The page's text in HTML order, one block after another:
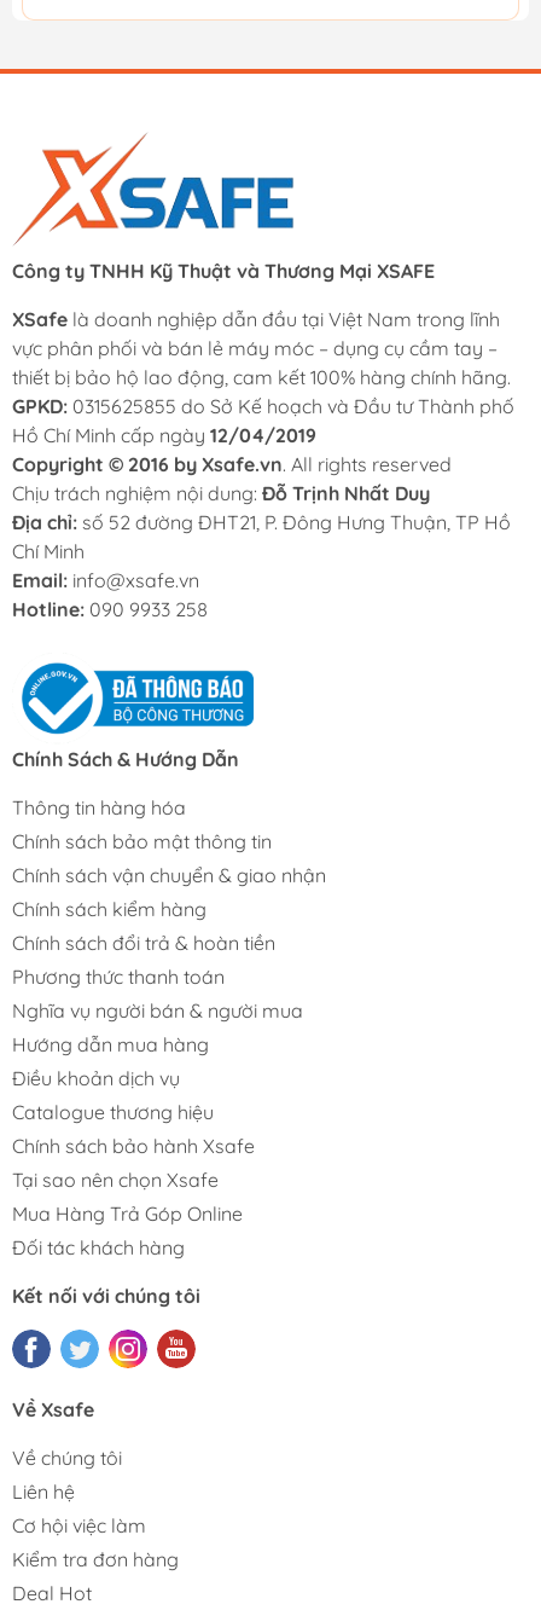
Công ty TNHH Kỹ Thuật và Thương Mại XSAFE
XSafe là doanh nghiệp dẫn đầu tại Việt Nam trong lĩnh
vực phân phối và bán lẻ máy móc – dụng cụ cầm tay –
thiết bị bảo hộ lao động, cam kết 100% hàng chính hãng.
GPKD: 0315625855 do Sở Kế hoạch và Đầu tư Thành phố
Hồ Chí Minh cấp ngày 12/04/2019
Copyright © 2016 by Xsafe.vn. All rights reserved
Chịu trách nghiệm nội dung: Đỗ Trịnh Nhất Duy
Địa chỉ: số 52 đường ĐHT21, P. Đông Hưng Thuận, TP Hồ
Chí Minh
Email: info@xsafe.vn
Hotline: 090 9933 258
Chính Sách & Hướng Dẫn
Thông tin hàng hóa
Chính sách bảo mật thông tin
Chính sách vận chuyển & giao nhận
Chính sách kiểm hàng
Chính sách đổi trả & hoàn tiền
Phương thức thanh toán
Nghĩa vụ người bán & người mua
Hướng dẫn mua hàng
Điều khoản dịch vụ
Catalogue thương hiệu
Chính sách bảo hành Xsafe
Tại sao nên chọn Xsafe
Mua Hàng Trả Góp Online
Đối tác khách hàng
Kết nối với chúng tôi
Về Xsafe
Về chúng tôi
Liên hệ
Cơ hội việc làm
Kiểm tra đơn hàng
Deal Hot